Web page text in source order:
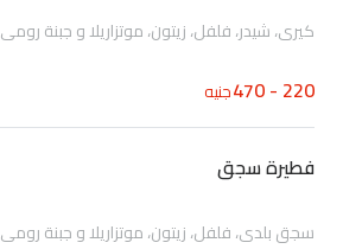
كيرى، شيدر، فلفل، زيتون، موتزاريلا و جبنة رومى
220 - 470 جنيه
فطيرة سجق
سجق بلدى، فلفل، زيتون، موتزاريلا و جبنة رومى